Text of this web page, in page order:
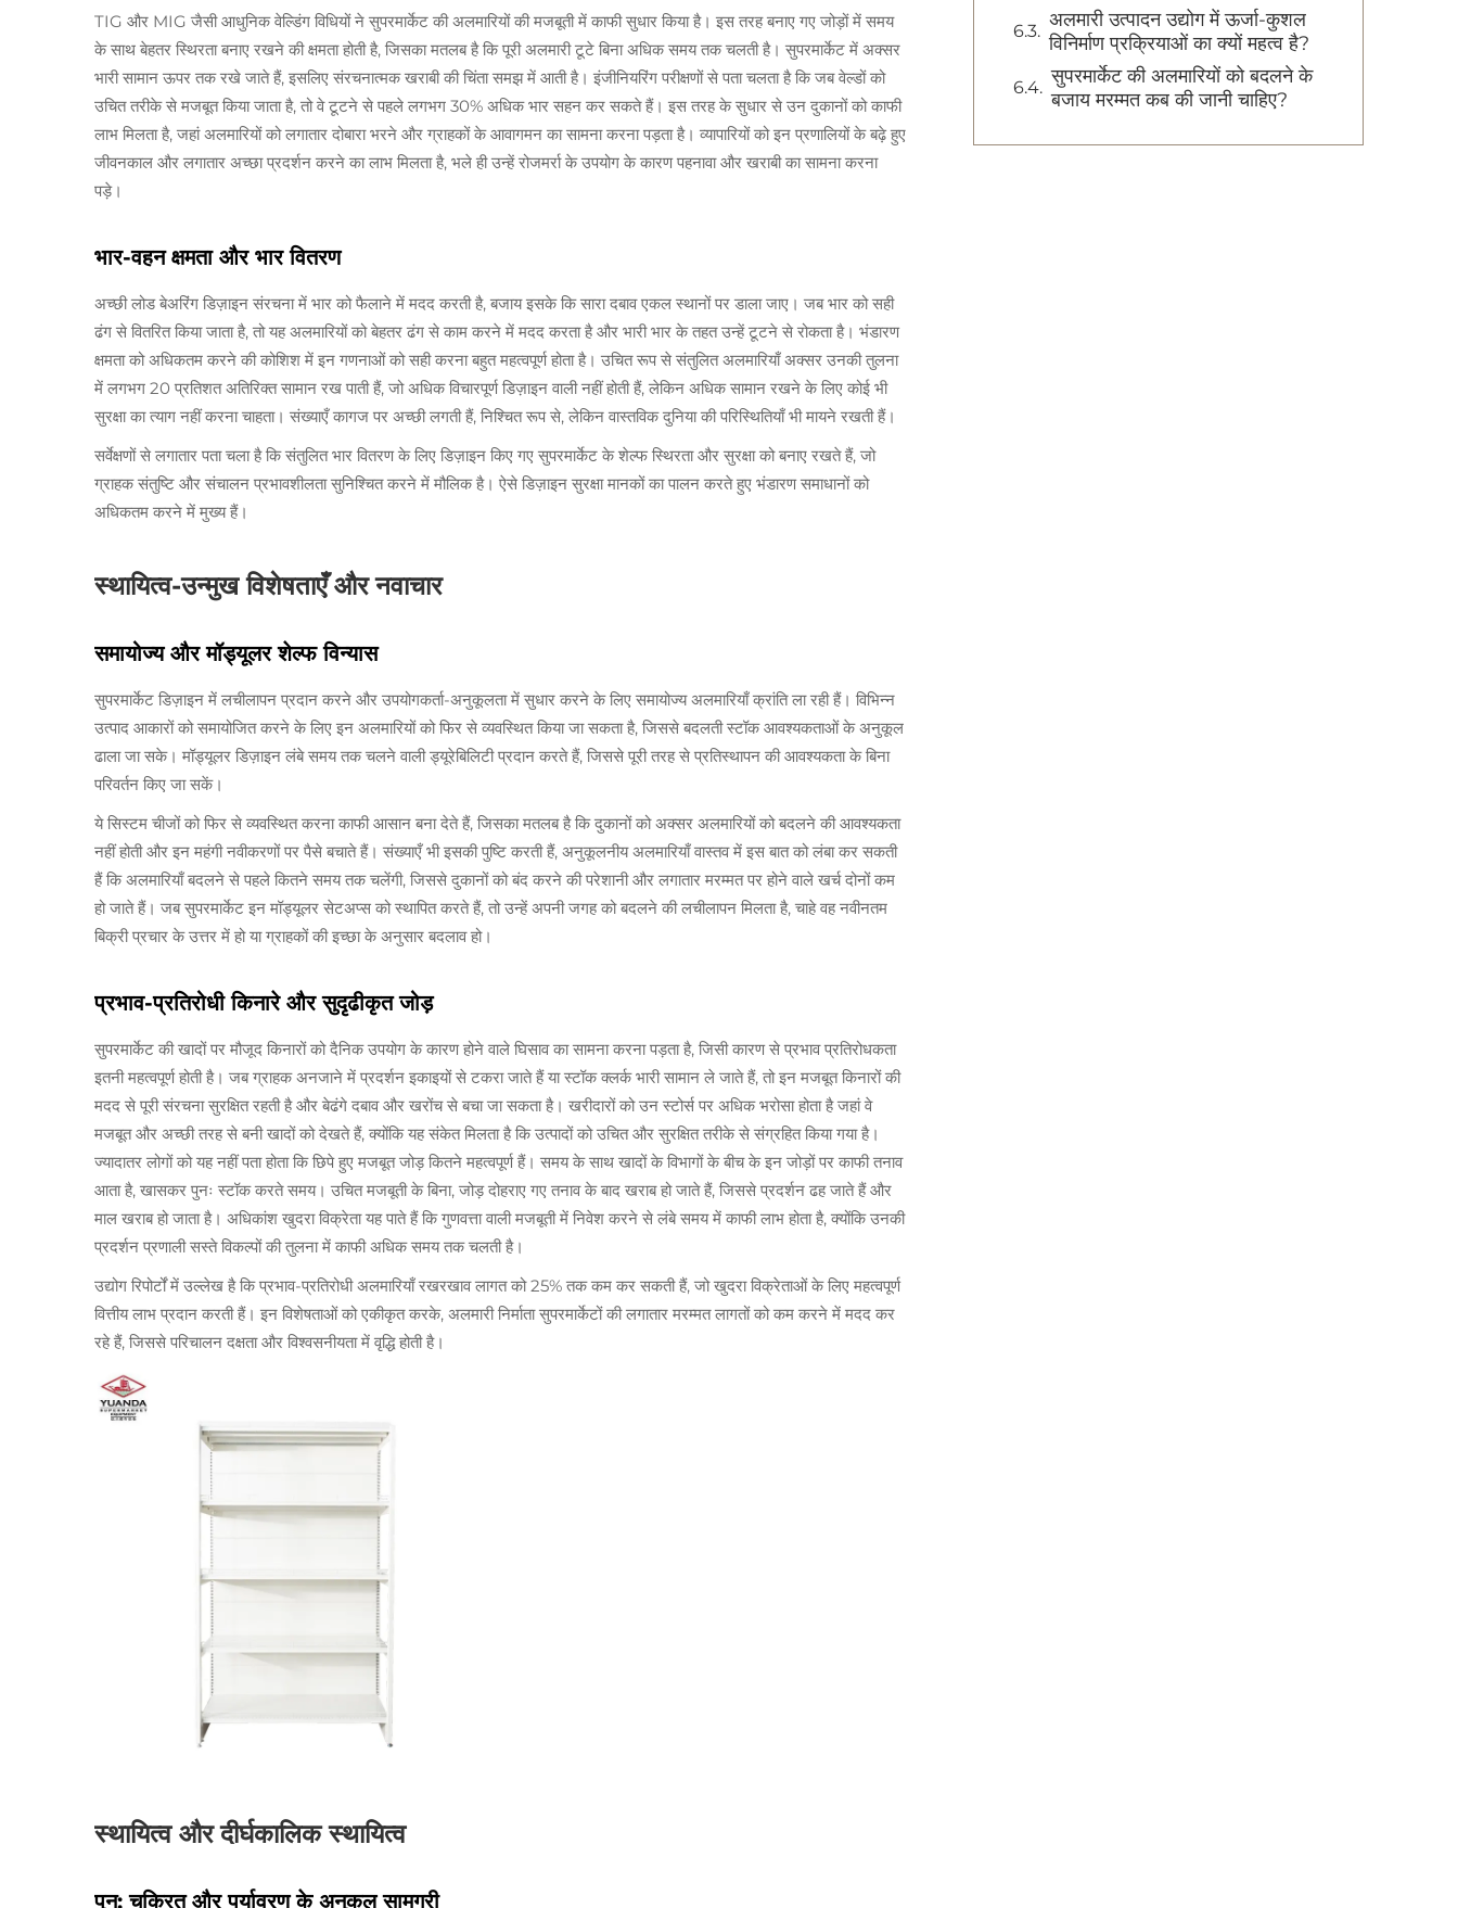
TIG और MIG जैसी आधुनिक वेल्डिंग विधियों ने सुपरमार्केट की अलमारियों की मजबूती में काफी सुधार किया है। इस तरह बनाए गए जोड़ों में समय
के साथ बेहतर स्थिरता बनाए रखने की क्षमता होती है, जिसका मतलब है कि पूरी अलमारी टूटे बिना अधिक समय तक चलती है। सुपरमार्केट में अक्सर
भारी सामान ऊपर तक रखे जाते हैं, इसलिए संरचनात्मक खराबी की चिंता समझ में आती है। इंजीनियरिंग परीक्षणों से पता चलता है कि जब वेल्डों को
उचित तरीके से मजबूत किया जाता है, तो वे टूटने से पहले लगभग 30% अधिक भार सहन कर सकते हैं। इस तरह के सुधार से उन दुकानों को काफी
लाभ मिलता है, जहां अलमारियों को लगातार दोबारा भरने और ग्राहकों के आवागमन का सामना करना पड़ता है। व्यापारियों को इन प्रणालियों के बढ़े हुए
जीवनकाल और लगातार अच्छा प्रदर्शन करने का लाभ मिलता है, भले ही उन्हें रोजमर्रा के उपयोग के कारण पहनावा और खराबी का सामना करना
पड़े।
भार-वहन क्षमता और भार वितरण
अच्छी लोड बेअरिंग डिज़ाइन संरचना में भार को फैलाने में मदद करती है, बजाय इसके कि सारा दबाव एकल स्थानों पर डाला जाए। जब भार को सही
ढंग से वितरित किया जाता है, तो यह अलमारियों को बेहतर ढंग से काम करने में मदद करता है और भारी भार के तहत उन्हें टूटने से रोकता है। भंडारण
क्षमता को अधिकतम करने की कोशिश में इन गणनाओं को सही करना बहुत महत्वपूर्ण होता है। उचित रूप से संतुलित अलमारियाँ अक्सर उनकी तुलना
में लगभग 20 प्रतिशत अतिरिक्त सामान रख पाती हैं, जो अधिक विचारपूर्ण डिज़ाइन वाली नहीं होती हैं, लेकिन अधिक सामान रखने के लिए कोई भी
सुरक्षा का त्याग नहीं करना चाहता। संख्याएँ कागज पर अच्छी लगती हैं, निश्चित रूप से, लेकिन वास्तविक दुनिया की परिस्थितियाँ भी मायने रखती हैं।
सर्वेक्षणों से लगातार पता चला है कि संतुलित भार वितरण के लिए डिज़ाइन किए गए सुपरमार्केट के शेल्फ स्थिरता और सुरक्षा को बनाए रखते हैं, जो
ग्राहक संतुष्टि और संचालन प्रभावशीलता सुनिश्चित करने में मौलिक है। ऐसे डिज़ाइन सुरक्षा मानकों का पालन करते हुए भंडारण समाधानों को
अधिकतम करने में मुख्य हैं।
स्थायित्व-उन्मुख विशेषताएँ और नवाचार
समायोज्य और मॉड्यूलर शेल्फ विन्यास
सुपरमार्केट डिज़ाइन में लचीलापन प्रदान करने और उपयोगकर्ता-अनुकूलता में सुधार करने के लिए समायोज्य अलमारियाँ क्रांति ला रही हैं। विभिन्न
उत्पाद आकारों को समायोजित करने के लिए इन अलमारियों को फिर से व्यवस्थित किया जा सकता है, जिससे बदलती स्टॉक आवश्यकताओं के अनुकूल
ढाला जा सके। मॉड्यूलर डिज़ाइन लंबे समय तक चलने वाली ड्यूरेबिलिटी प्रदान करते हैं, जिससे पूरी तरह से प्रतिस्थापन की आवश्यकता के बिना
परिवर्तन किए जा सकें।
ये सिस्टम चीजों को फिर से व्यवस्थित करना काफी आसान बना देते हैं, जिसका मतलब है कि दुकानों को अक्सर अलमारियों को बदलने की आवश्यकता
नहीं होती और इन महंगी नवीकरणों पर पैसे बचाते हैं। संख्याएँ भी इसकी पुष्टि करती हैं, अनुकूलनीय अलमारियाँ वास्तव में इस बात को लंबा कर सकती
हैं कि अलमारियाँ बदलने से पहले कितने समय तक चलेंगी, जिससे दुकानों को बंद करने की परेशानी और लगातार मरम्मत पर होने वाले खर्च दोनों कम
हो जाते हैं। जब सुपरमार्केट इन मॉड्यूलर सेटअप्स को स्थापित करते हैं, तो उन्हें अपनी जगह को बदलने की लचीलापन मिलता है, चाहे वह नवीनतम
बिक्री प्रचार के उत्तर में हो या ग्राहकों की इच्छा के अनुसार बदलाव हो।
प्रभाव-प्रतिरोधी किनारे और सुदृढीकृत जोड़
सुपरमार्केट की खादों पर मौजूद किनारों को दैनिक उपयोग के कारण होने वाले घिसाव का सामना करना पड़ता है, जिसी कारण से प्रभाव प्रतिरोधकता
इतनी महत्वपूर्ण होती है। जब ग्राहक अनजाने में प्रदर्शन इकाइयों से टकरा जाते हैं या स्टॉक क्लर्क भारी सामान ले जाते हैं, तो इन मजबूत किनारों की
मदद से पूरी संरचना सुरक्षित रहती है और बेढंगे दबाव और खरोंच से बचा जा सकता है। खरीदारों को उन स्टोर्स पर अधिक भरोसा होता है जहां वे
मजबूत और अच्छी तरह से बनी खादों को देखते हैं, क्योंकि यह संकेत मिलता है कि उत्पादों को उचित और सुरक्षित तरीके से संग्रहित किया गया है।
ज्यादातर लोगों को यह नहीं पता होता कि छिपे हुए मजबूत जोड़ कितने महत्वपूर्ण हैं। समय के साथ खादों के विभागों के बीच के इन जोड़ों पर काफी तनाव
आता है, खासकर पुनः स्टॉक करते समय। उचित मजबूती के बिना, जोड़ दोहराए गए तनाव के बाद खराब हो जाते हैं, जिससे प्रदर्शन ढह जाते हैं और
माल खराब हो जाता है। अधिकांश खुदरा विक्रेता यह पाते हैं कि गुणवत्ता वाली मजबूती में निवेश करने से लंबे समय में काफी लाभ होता है, क्योंकि उनकी
प्रदर्शन प्रणाली सस्ते विकल्पों की तुलना में काफी अधिक समय तक चलती है।
उद्योग रिपोर्टों में उल्लेख है कि प्रभाव-प्रतिरोधी अलमारियाँ रखरखाव लागत को 25% तक कम कर सकती हैं, जो खुदरा विक्रेताओं के लिए महत्वपूर्ण
वित्तीय लाभ प्रदान करती हैं। इन विशेषताओं को एकीकृत करके, अलमारी निर्माता सुपरमार्केटों की लगातार मरम्मत लागतों को कम करने में मदद कर
रहे हैं, जिससे परिचालन दक्षता और विश्वसनीयता में वृद्धि होती है।
स्थायित्व और दीर्घकालिक स्थायित्व
पुन: चक्रित और पर्यावरण के अनुकूल सामग्री
अलमारी उत्पादन उद्योग में ऊर्जा-कुशल
विनिर्माण प्रक्रियाओं का क्यों महत्व है?
सुपरमार्केट की अलमारियों को बदलने के
बजाय मरम्मत कब की जानी चाहिए?